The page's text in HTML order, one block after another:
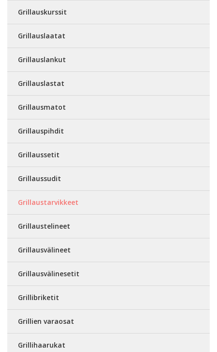
Grillauskurssit
Grillauslaatat
Grillauslankut
Grillauslastat
Grillausmatot
Grillauspihdit
Grillaussetit
Grillaussudit
Grillaustarvikkeet
Grillaustelineet
Grillausvälineet
Grillausvälinesetit
Grillibriketit
Grillien varaosat
Grillihaarukat